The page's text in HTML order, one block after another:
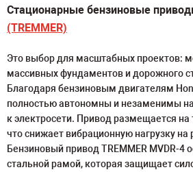
Стационарные бензиновые
(TREMMER)
Это выбор для масштабных проектов:
массивных фундаментов и дорожного
Благодаря бензиновым двигателям
полностью автономны и незаменимы на
к электросети. Привод размещается на
что снижает вибрационную нагрузку на
Бензиновый привод TREMMER MVDR-4
стальной рамой, которая защищает